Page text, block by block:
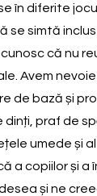
în diferite
se simtă
că nu
Avem
de bază și
dinți, praf de
umede și
a copiilor și a
și ne